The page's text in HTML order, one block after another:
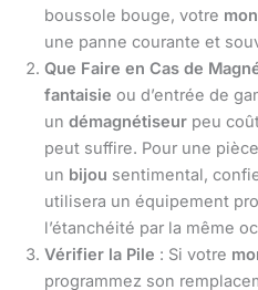
boussole bouge, votre
une panne courante et
Que Faire en Cas de
fantaisie ou d’entrée de
un démagnétiseur peu
peut suffire. Pour une
un bijou sentimental,
utilisera un équipement
l’étanchéité par la même
Vérifier la Pile : Si votre
programmez son